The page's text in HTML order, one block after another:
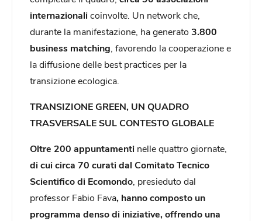
internazionalicoinvolte. Un network che,
durante la manifestazione, ha generato 3.800
business matching , favorendo la cooperazione e
la diffusione delle best practices per la
transizione ecologica.
TRANSIZIONE GREEN, UN QUADRO
TRASVERSALE SUL CONTESTO GLOBALE
Oltre 200 appuntamenti nelle quattro giornate,
di cui circa 70 curati dal Comitato Tecnico
Scientificodi Ecomondo , presieduto dal
professor Fabio Fava, hanno composto un
programma denso di iniziative, offrendo una